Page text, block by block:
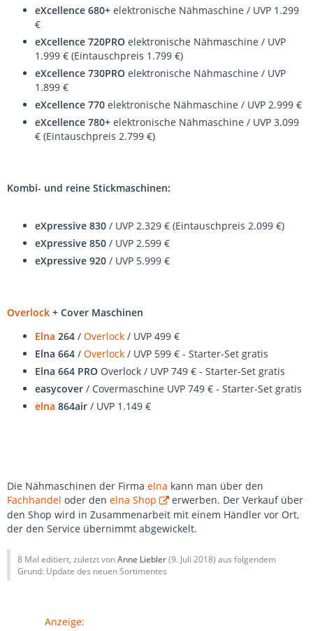
eXcellence 680+ elektronische Nähmaschine / UVP 1.299
€
eXcellence 720PRO elektronische Nähmaschine / UVP
1.999 € (Eintauschpreis 1.799 €)
eXcellence 730PRO elektronische Nähmaschine / UVP
1.899 €
eXcellence 770 elektronische Nähmaschine / UVP 2.999 €
eXcellence 780+ elektronische Nähmaschine / UVP 3.099
€ (Eintauschpreis 2.799 €)
Kombi- und reine Stickmaschinen:
eXpressive 830 / UVP 2.329 € (Eintauschpreis 2.099 €)
eXpressive 850 / UVP 2.599 €
eXpressive 920 / UVP 5.999 €
Overlock + Cover Maschinen
Elna 264 / Overlock / UVP 499 €
Elna 664 / Overlock / UVP 599 € - Starter-Set gratis
Elna 664 PRO Overlock / UVP 749 € - Starter-Set gratis
easycover / Covermaschine UVP 749 € - Starter-Set gratis
elna 864air / UVP 1.149 €
Die Nähmaschinen der Firma elna kann man über den
Fachhandel oder den elna Shop
erwerben. Der Verkauf über
den Shop wird in Zusammenarbeit mit einem Händler vor Ort,
der den Service übernimmt abgewickelt.
8 Mal editiert, zuletzt vonAnne Liebler(9. Juli 2018) aus folgendem
Grund: Update des neuen Sortimentes
Anzeige: